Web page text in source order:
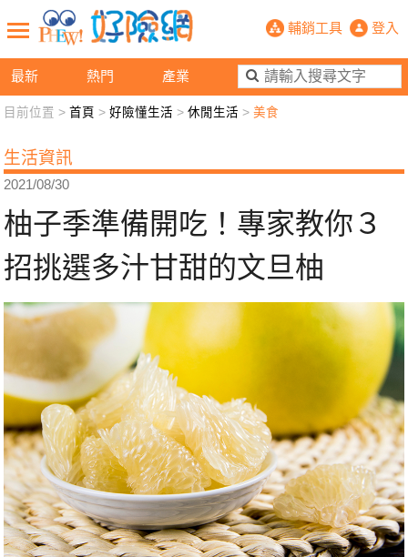
最新 熱門 產業
柚子季準備開吃！專家教你３招
輔銷工具 登入
新聞觀點 業務交流 好險懂生活
退休先準備 好險學堂 輔銷工具 活動專區
目前位置 >首頁 >好險懂生活 >休閒生活 >美食
生活資訊
2021/08/30
柚子季準備開吃！專家教你３
招挑選多汁甘甜的文旦柚